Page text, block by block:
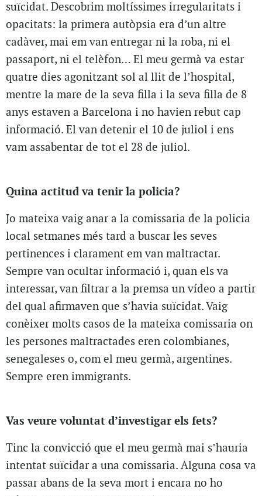
suïcidat. Descobrim moltíssimes irregularitats i
opacitats: la primera autòpsia era d’un altre
cadàver, mai em van entregar ni la roba, ni el
passaport, ni el telèfon… El meu germà va estar
quatre dies agonitzant sol al llit de l’hospital,
mentre la mare de la seva filla i la seva filla de 8
anys estaven a Barcelona i no havien rebut cap
informació. El van detenir el 10 de juliol i ens
vam assabentar de tot el 28 de juliol.
Quina actitud va tenir la policia?
Jo mateixa vaig anar a la comissaria de la policia
local setmanes més tard a buscar les seves
pertinences i clarament em van maltractar.
Sempre van ocultar informació i, quan els va
interessar, van filtrar a la premsa un vídeo a partir
del qual afirmaven que s’havia suïcidat. Vaig
conèixer molts casos de la mateixa comissaria on
les persones maltractades eren colombianes,
senegaleses o, com el meu germà, argentines.
Sempre eren immigrants.
Vas veure voluntat d’investigar els fets?
Tinc la convicció que el meu germà mai s’hauria
intentat suïcidar a una comissaria. Alguna cosa va
passar abans de la seva mort i encara no ho